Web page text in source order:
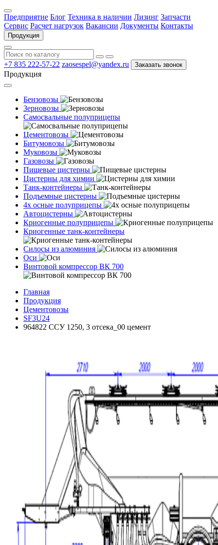
Предприятие Блог Техника в наличии Лизинг Запчасти
Сервис Расчет нагрузок Вакансии Документы Контакты
Продукция
+7 835 222-57-22 zaosespel@yandex.ru Заказать звонок
Продукция
Бензовозы
Зерновозы
Самосвальные полуприцепы
Цементовозы
Битумовозы
Муковозы
Газовозы
Пищевые цистерны
Цистерны для химии
Танк-контейнеры
Подъемные цистерны
4х осные полуприцепы
Автоцистерны
Криогенные полуприцепы
Криогенные танк-контейнеры
Силосы из алюминия
Оси
Винтовой компрессор ВК 700
Главная
Продукция
Цементовозы
SF3U24
964822 ССУ 1250, 3 отсека_00 цемент